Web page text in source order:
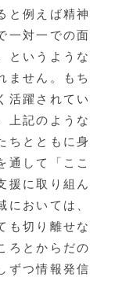
と例えば精神
一対一での面
というような
ません。もち
活躍されてい
上記のような
ちとともに身
通して「ここ
援に取り組ん
においては、
も切り離せな
ろとからだの
ずつ情報発信